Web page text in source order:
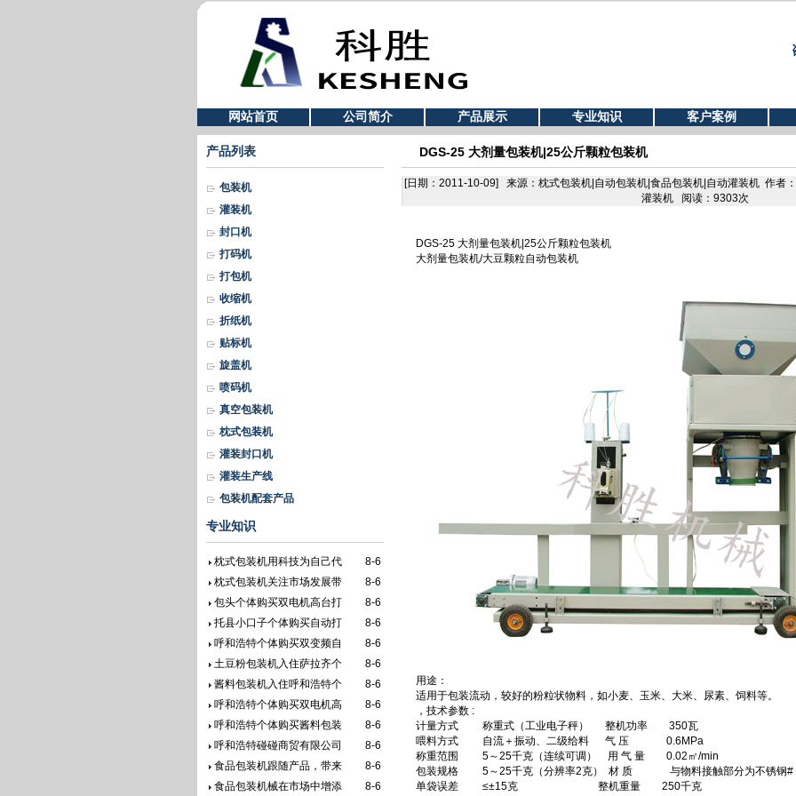
网站首页 公司简介 产品展示 专业知识 客户案例
产品列表
包装机
灌装机
封口机
打码机
打包机
收缩机
折纸机
贴标机
旋盖机
喷码机
真空包装机
枕式包装机
灌装封口机
灌装生产线
包装机配套产品
专业知识
枕式包装机用科技为自己代
8-6
枕式包装机关注市场发展带
8-6
包头个体购买双电机高台打
8-6
托县小口子个体购买自动打
8-6
呼和浩特个体购买双变频自
8-6
土豆粉包装机入住萨拉齐个
8-6
酱料包装机入住呼和浩特个
8-6
呼和浩特个体购买双电机高
8-6
呼和浩特个体购买酱料包装
8-6
呼和浩特碰碰商贸有限公司
8-6
食品包装机跟随产品，带来
8-6
食品包装机械在市场中增添
8-6
DGS-25 大剂量包装机|25公斤颗粒包装机
[日期：2011-10-09] 来源：枕式包装机|自动包装机|食品包装机|自动灌装机 作者
灌装机 阅读：9303次
DGS-25 大剂量包装机|25公斤颗粒包装机
大剂量包装机/大豆颗粒自动包装机
用途：
适用于包装流动，较好的粉粒状物料，如小麦、玉米、大米、尿素、饲料等。
，技术参数 :
计量方式 称重式（工业电子秤） 整机功率 350瓦
喂料方式 自流＋振动、二级给料 气 压 0.6MPa
称重范围 5～25千克（连续可调） 用 气 量 0.02㎡/min
包装规格 5～25千克（分辨率2克） 材 质 与物料接触部分为不锈钢#
单袋误差 ≤±15克 整机重量 250千克